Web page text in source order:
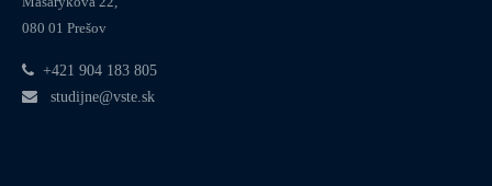
080 01 Prešov
+421 904 183 805
studijne@vste.sk